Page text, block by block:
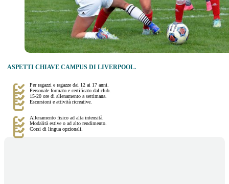
ASPETTI CHIAVE CAMPUS DI LIVERPOOL.
Per ragazzi e ragazze dai 12 ai 17 anni.
Personale formato e certificato dal club.
15-20 ore di allenamento a settimana.
Escursioni e attività ricreative.
Allenamento fisico ad alta intensità.
Modalità estive o ad alto rendimento.
Corsi di lingua opzionali.